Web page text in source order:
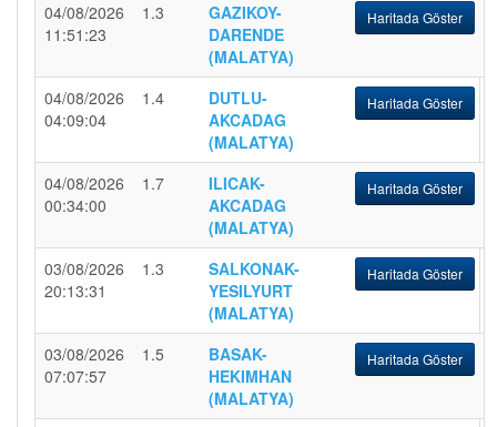
04/08/2026
11:51:23
1.3
GAZIKOY-
DARENDE
(MALATYA)
Haritada Göster
04/08/2026
04:09:04
1.4
DUTLU-
AKCADAG
(MALATYA)
Haritada Göster
04/08/2026
00:34:00
1.7
ILICAK-
AKCADAG
(MALATYA)
Haritada Göster
03/08/2026
20:13:31
1.3
SALKONAK-
YESILYURT
(MALATYA)
Haritada Göster
03/08/2026
07:07:57
1.5
BASAK-
HEKIMHAN
(MALATYA)
Haritada Göster